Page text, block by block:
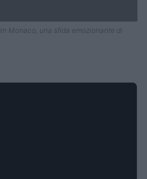
Monaco, una sfida emozionante di